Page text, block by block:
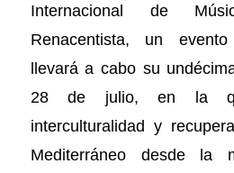
Internacional de
Renacentista, un
llevará a cabo su
28 de julio, en la
interculturalidad y
Mediterráneo desde la